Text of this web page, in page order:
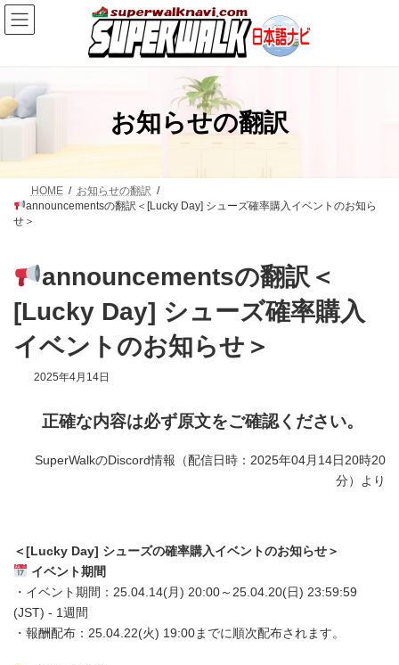
コ
ン
テ
ス
キ
ナ
ビ
ゲ
ン
に
お知らせの翻訳
HOME
お知らせの翻訳
announcementsの翻訳＜[Lucky Day] シューズ確率購入イベントのお知ら
せ＞
announcementsの翻訳＜
[Lucky Day] シューズ確率購入
イベントのお知らせ＞
2025年4月14日
正確な内容は必ず原文をご確認ください。
SuperWalkのDiscord情報（配信日時：2025年04月14日20時20
分）より
＜[Lucky Day] シューズの確率購入イベントのお知らせ＞
イベント期間
・イベント期間：25.04.14(月) 20:00～25.04.20(日) 23:59:59
(JST) - 1週間
・報酬配布：25.04.22(火) 19:00までに順次配布されます。